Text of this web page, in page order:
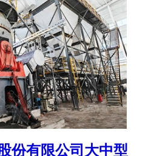
份有限公司大中型